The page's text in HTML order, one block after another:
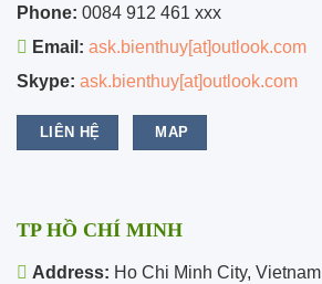
Phone: 0084 912 461 xxx
Email: ask.bienthuy[at]outlook.com
Skype: ask.bienthuy[at]outlook.com
LIÊN HỆ MAP
TP HỒ CHÍ MINH
Address: Ho Chi Minh City, Vietnam